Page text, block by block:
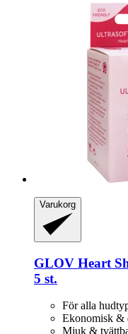
Varukorg
GLOV Heart
5 st.
För alla
Ekonomisk &
Mjuk &